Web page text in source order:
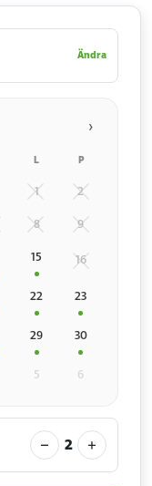
Ändra
›
L P
1
2
8 9
15 16
22 23
29 30
5 6
− 2 +